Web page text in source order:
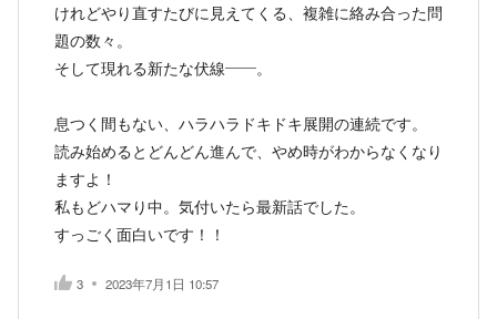
けれどやり直すたびに見えてくる、複雑に絡み合った問
題の数々。
そして現れる新たな伏線――。
息つく間もない、ハラハラドキドキ展開の連続です。
読み始めるとどんどん進んで、やめ時がわからなくなり
ますよ！
私もどハマり中。気付いたら最新話でした。
すっごく面白いです！！
3 2023年7月1日 10:57